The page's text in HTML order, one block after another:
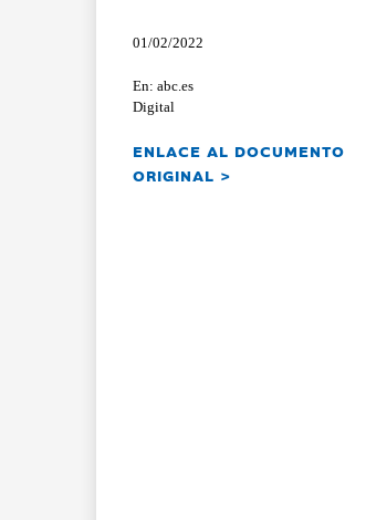
01/02/2022
En: abc.es
Digital
ENLACE AL DOCUMENTO
ORIGINAL >